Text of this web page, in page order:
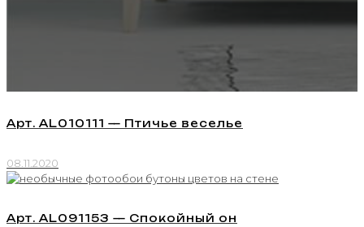
Арт. AL010111 — Птичье веселье
08.11.2020
Арт. AL091153 — Спокойный он